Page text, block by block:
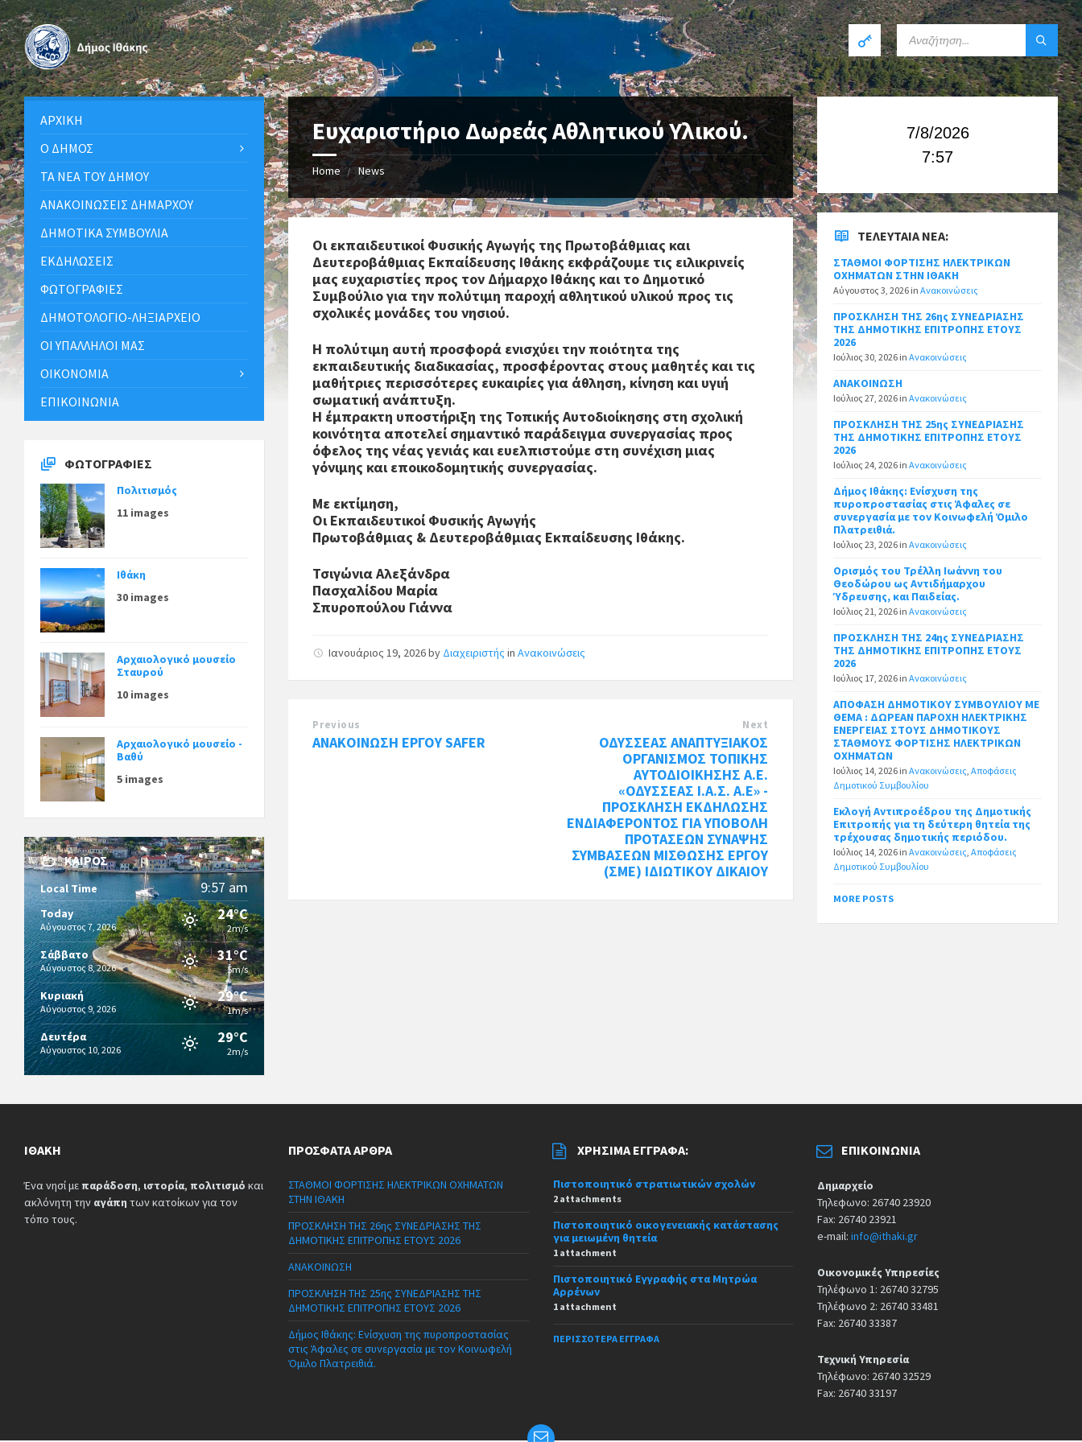
Ευχαριστήριο Δωρεάς Αθλητικού Υλικού.
Home News
Οι εκπαιδευτικοί Φυσικής Αγωγής της Πρωτοβάθμιας και
Δευτεροβάθμιας Εκπαίδευσης Ιθάκης εκφράζουμε τις ειλικρινείς
μας ευχαριστίες προς τον Δήμαρχο Ιθάκης και το Δημοτικό
Συμβούλιο για την πολύτιμη παροχή αθλητικού υλικού προς τις
σχολικές μονάδες του νησιού.
Η πολύτιμη αυτή προσφορά ενισχύει την ποιότητα της
εκπαιδευτικής διαδικασίας, προσφέροντας στους μαθητές και τις
μαθήτριες περισσότερες ευκαιρίες για άθληση, κίνηση και υγιή
σωματική ανάπτυξη.
Η έμπρακτη υποστήριξη της Τοπικής Αυτοδιοίκησης στη σχολική
κοινότητα αποτελεί σημαντικό παράδειγμα συνεργασίας προς
όφελος της νέας γενιάς και ευελπιστούμε στη συνέχιση μιας
γόνιμης και εποικοδομητικής συνεργασίας.
Με εκτίμηση,
Οι Εκπαιδευτικοί Φυσικής Αγωγής
Πρωτοβάθμιας & Δευτεροβάθμιας Εκπαίδευσης Ιθάκης.
Τσιγώνια Αλεξάνδρα
Πασχαλίδου Μαρία
Σπυροπούλου Γιάννα
Ιανουάριος 19, 2026by Διαχειριστής inΑνακοινώσεις
Previous
ANAKOINΩΣΗ ΕΡΓΟΥ SAFER
Next
ΟΔΥΣΣΕΑΣ ΑΝΑΠΤΥΞΙΑΚΟΣ
ΟΡΓΑΝΙΣΜΟΣ ΤΟΠΙΚΗΣ
ΑΥΤΟΔΙΟΙΚΗΣΗΣ Α.Ε.
«ΟΔΥΣΣΕΑΣ Ι.Α.Σ. Α.Ε» -
ΠΡΟΣΚΛΗΣΗ ΕΚΔΗΛΩΣΗΣ
ΕΝΔΙΑΦΕΡΟΝΤΟΣ ΓΙΑ ΥΠΟΒΟΛΗ
ΠΡΟΤΑΣΕΩΝ ΣΥΝΑΨΗΣ
ΣΥΜΒΑΣΕΩΝ ΜΙΣΘΩΣΗΣ ΕΡΓΟΥ
(ΣΜΕ) ΙΔΙΩΤΙΚΟΥ ΔΙΚΑΙΟΥ
ΑΡΧΙΚΉ
Ο ΔΉΜΟΣ
ΤΑ ΝΈΑ ΤΟΥ ΔΉΜΟΥ
ΑΝΑΚΟΙΝΩΣΕΙΣ ΔΗΜΑΡΧΟΥ
ΔΗΜΟΤΙΚΆ ΣΥΜΒΟΎΛΙΑ
ΕΚΔΗΛΏΣΕΙΣ
ΦΩΤΟΓΡΑΦΊΕΣ
ΔΗΜΟΤΟΛΌΓΙΟ-ΛΗΞΙΑΡΧΕΊΟ
ΟΙ ΥΠΆΛΛΗΛΟΙ ΜΑΣ
ΟΙΚΟΝΟΜΊΑ
ΕΠΙΚΟΙΝΩΝΊΑ
ΦΩΤΟΓΡΑΦΊΕΣ
Πολιτισμός
11 images
Ιθάκη
30 images
Αρχαιολογικό μουσείο
Σταυρού
10 images
Αρχαιολογικό μουσείο -
Βαθύ
5 images
ΚΑΙΡΌΣ
Local Time 9:57 am
Today
Αύγουστος 7, 2026
24°C
2m/s
Σάββατο
Αύγουστος 8, 2026
31°C
5m/s
Κυριακή
Αύγουστος 9, 2026
29°C
1m/s
Δευτέρα
Αύγουστος 10, 2026
29°C
2m/s
7/8/2026
7:57
ΤΕΛΕΥΤΑΊΑ ΝΈΑ:
ΣΤΑΘΜΟΙ ΦΟΡΤΙΣΗΣ ΗΛΕΚΤΡΙΚΩΝ
ΟΧΗΜΑΤΩΝ ΣΤΗΝ ΙΘΑΚΗ
Αύγουστος 3, 2026 inΑνακοινώσεις
ΠΡΟΣΚΛΗΣΗ ΤΗΣ 26ης ΣΥΝΕΔΡΙΑΣΗΣ
ΤΗΣ ΔΗΜΟΤΙΚΗΣ ΕΠΙΤΡΟΠΗΣ ΕΤΟΥΣ
2026
Ιούλιος 30, 2026 inΑνακοινώσεις
ΑΝΑΚΟΙΝΩΣΗ
Ιούλιος 27, 2026 inΑνακοινώσεις
ΠΡΟΣΚΛΗΣΗ ΤΗΣ 25ης ΣΥΝΕΔΡΙΑΣΗΣ
ΤΗΣ ΔΗΜΟΤΙΚΗΣ ΕΠΙΤΡΟΠΗΣ ΕΤΟΥΣ
2026
Ιούλιος 24, 2026 inΑνακοινώσεις
Δήμος Ιθάκης: Ενίσχυση της
πυροπροστασίας στις Άφαλες σε
συνεργασία με τον Κοινωφελή Όμιλο
Πλατρειθιά.
Ιούλιος 23, 2026 inΑνακοινώσεις
Ορισμός του Τρέλλη Ιωάννη του
Θεοδώρου ως Αντιδήμαρχου
Ύδρευσης, και Παιδείας.
Ιούλιος 21, 2026 inΑνακοινώσεις
ΠΡΟΣΚΛΗΣΗ ΤΗΣ 24ης ΣΥΝΕΔΡΙΑΣΗΣ
ΤΗΣ ΔΗΜΟΤΙΚΗΣ ΕΠΙΤΡΟΠΗΣ ΕΤΟΥΣ
2026
Ιούλιος 17, 2026 inΑνακοινώσεις
ΑΠΟΦΑΣΗ ΔΗΜΟΤΙΚΟΥ ΣΥΜΒΟΥΛΙΟΥ ΜΕ
ΘΕΜΑ : ΔΩΡΕΑΝ ΠΑΡΟΧΗ ΗΛΕΚΤΡΙΚΗΣ
ΕΝΕΡΓΕΙΑΣ ΣΤΟΥΣ ΔΗΜΟΤΙΚΟΥΣ
ΣΤΑΘΜΟΥΣ ΦΟΡΤΙΣΗΣ ΗΛΕΚΤΡΙΚΩΝ
ΟΧΗΜΑΤΩΝ
Ιούλιος 14, 2026 inΑνακοινώσεις,Αποφάσεις
Δημοτικού Συμβουλίου
Εκλογή Αντιπροέδρου της Δημοτικής
Επιτροπής για τη δεύτερη θητεία της
τρέχουσας δημοτικής περιόδου.
Ιούλιος 14, 2026 inΑνακοινώσεις,Αποφάσεις
Δημοτικού Συμβουλίου
MORE POSTS
ΙΘΆΚΗ
Ένα νησί με παράδοση, ιστορία, πολιτισμό και
ακλόνητη την αγάπη των κατοίκων για τον
τόπο τους.
ΠΡΌΣΦΑΤΑ ΆΡΘΡΑ
ΣΤΑΘΜΟΙ ΦΟΡΤΙΣΗΣ ΗΛΕΚΤΡΙΚΩΝ ΟΧΗΜΑΤΩΝ
ΣΤΗΝ ΙΘΑΚΗ
ΠΡΟΣΚΛΗΣΗ ΤΗΣ 26ης ΣΥΝΕΔΡΙΑΣΗΣ ΤΗΣ
ΔΗΜΟΤΙΚΗΣ ΕΠΙΤΡΟΠΗΣ ΕΤΟΥΣ 2026
ΑΝΑΚΟΙΝΩΣΗ
ΠΡΟΣΚΛΗΣΗ ΤΗΣ 25ης ΣΥΝΕΔΡΙΑΣΗΣ ΤΗΣ
ΔΗΜΟΤΙΚΗΣ ΕΠΙΤΡΟΠΗΣ ΕΤΟΥΣ 2026
Δήμος Ιθάκης: Ενίσχυση της πυροπροστασίας
στις Άφαλες σε συνεργασία με τον Κοινωφελή
Όμιλο Πλατρειθιά.
ΧΡΉΣΙΜΑ ΈΓΓΡΑΦΑ:
Πιστοποιητικό στρατιωτικών σχολών
2 attachments
Πιστοποιητικό οικογενειακής κατάστασης
για μειωμένη θητεία
1 attachment
Πιστοποιητικό Εγγραφής στα Μητρώα
Αρρένων
1 attachment
ΠΕΡΙΣΣΌΤΕΡΑ ΈΓΓΡΑΦΑ
ΕΠΙΚΟΙΝΩΝΊΑ
Δημαρχείο
Τηλεφωνο: 26740 23920
Fax: 26740 23921
e-mail:info@ithaki.gr
Οικονομικές Υπηρεσίες
Τηλέφωνο 1: 26740 32795
Τηλέφωνο 2: 26740 33481
Fax: 26740 33387
Τεχνική Υπηρεσία
Τηλέφωνο: 26740 32529
Fax: 26740 33197